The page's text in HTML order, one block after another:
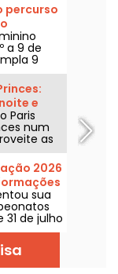
percurso
a 9 de
9
Suíça e a
nos
e
Paris
num
as
à
Eis o
2026
sua
31 de julho
Olímpico
sobre